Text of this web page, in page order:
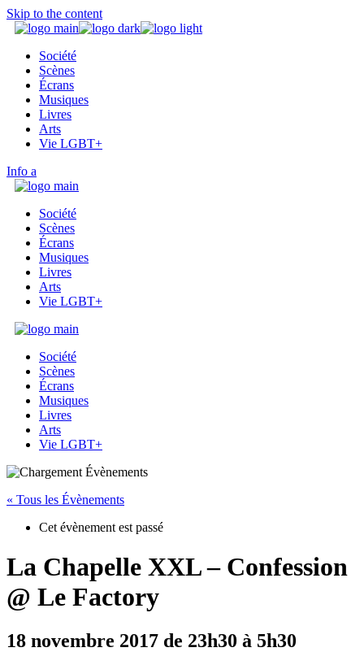
Skip to the content
Société
Scènes
Écrans
Musiques
Livres
Arts
Vie LGBT+
Info
Société
Scènes
Écrans
Musiques
Livres
Arts
Vie LGBT+
Société
Scènes
Écrans
Musiques
Livres
Arts
Vie LGBT+
« Tous les Évènements
Cet évènement est passé
La Chapelle XXL – Confession
@ Le Factory
18 novembre 2017 de 23h30 à 5h30